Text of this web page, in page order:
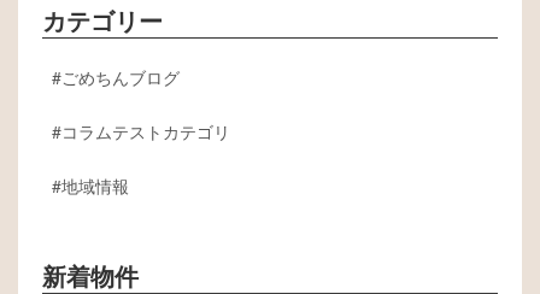
カテゴリー
ごめちんブログ
コラムテストカテゴリ
地域情報
新着物件